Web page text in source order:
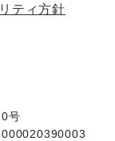
ティ方針
号